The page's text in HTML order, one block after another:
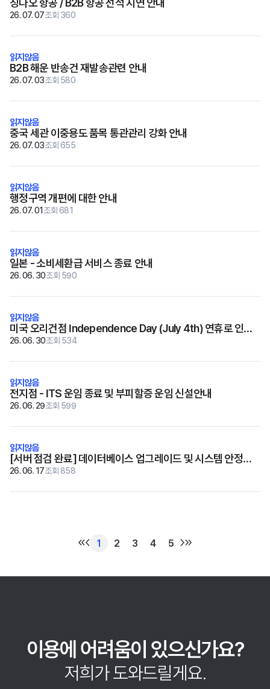
26. 07. 07조회 360
B2B 해운 반송건 재발송관련 안내
26. 07. 03조회 580
중국 세관 이중용도 품목 통관관리 강화 안내
26. 07. 03조회 655
행정구역 개편에 대한 안내
26. 07. 01조회 681
일본 - 소비세환급 서비스 종료 안내
26. 06. 30조회 590
미국 오리건점 Independence Day (July 4th) 연휴로 인한
선적일정 변경안내
26. 06. 30조회 534
전지점 - ITS 운임 종료 및 부피할증 운임 신설안내
26. 06. 29조회 599
[서버 점검 완료] 데이터베이스 업그레이드 및 시스템 안정화
작업
26. 06. 17조회 858
1 2 3 4 5
이용에 어려움이 있으신가요?
저희가 도와드릴게요.